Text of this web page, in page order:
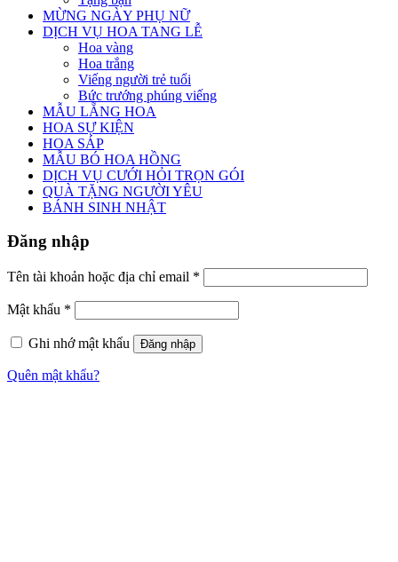
MỪNG NGÀY PHỤ NỮ
DỊCH VỤ HOA TANG LỄ
Hoa vàng
Hoa trắng
Viếng người trẻ tuổi
Bức trướng phúng viếng
MẪU LẴNG HOA
HOA SỰ KIỆN
HOA SÁP
MẪU BÓ HOA HỒNG
DỊCH VỤ CƯỚI HỎI TRỌN GÓI
QUÀ TẶNG NGƯỜI YÊU
BÁNH SINH NHẬT
Đăng nhập
Tên tài khoản hoặc địa chỉ email *
Mật khẩu *
Ghi nhớ mật khẩu Đăng nhập
Quên mật khẩu?